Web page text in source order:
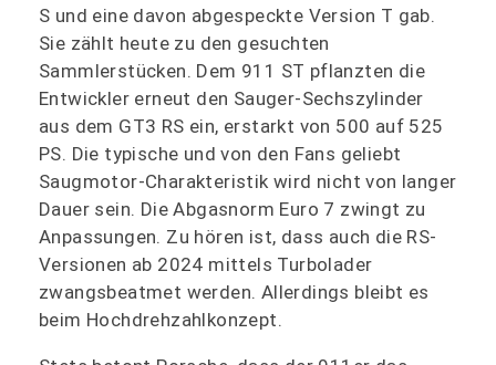
S und eine davon abgespeckte Version T gab.
Sie zählt heute zu den gesuchten
Sammlerstücken. Dem 911 ST pflanzten die
Entwickler erneut den Sauger-Sechszylinder
aus dem GT3 RS ein, erstarkt von 500 auf 525
PS. Die typische und von den Fans geliebt
Saugmotor-Charakteristik wird nicht von langer
Dauer sein. Die Abgasnorm Euro 7 zwingt zu
Anpassungen. Zu hören ist, dass auch die RS-
Versionen ab 2024 mittels Turbolader
zwangsbeatmet werden. Allerdings bleibt es
beim Hochdrehzahlkonzept.